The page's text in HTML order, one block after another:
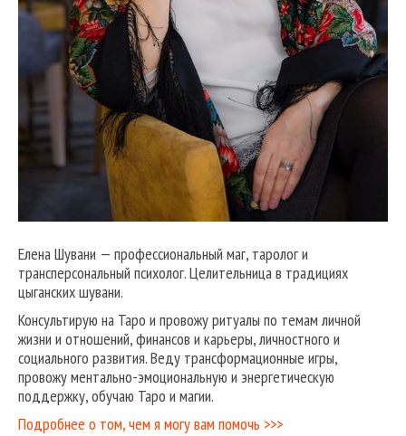
Елена Шувани — профессиональный маг, таролог и
трансперсональный психолог. Целительница в традициях
цыганских шувани.
Консультирую на Таро и провожу ритуалы по темам личной
жизни и отношений, финансов и карьеры, личностного и
социального развития. Веду трансформационные игры,
провожу ментально-эмоциональную и энергетическую
поддержку, обучаю Таро и магии.
Подробнее о том, чем я могу вам помочь >>>